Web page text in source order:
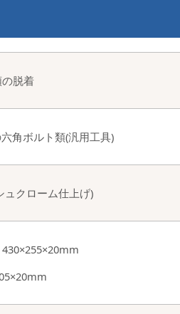
脱着
角ボルト類(汎用工具)
ュクローム仕上げ)